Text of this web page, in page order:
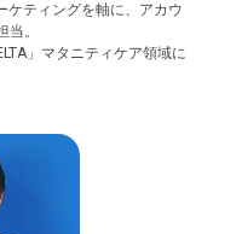
ケティングを軸に、アカウ
。
」マタニティケア領域に